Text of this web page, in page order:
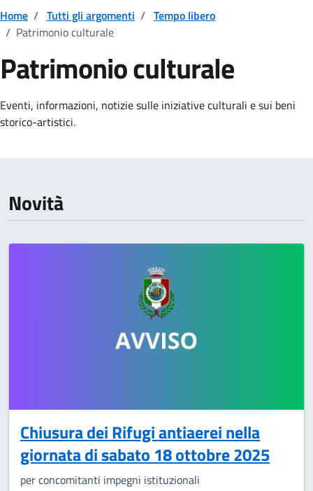
Home / Tutti gli argomenti / Tempo libero
/ Patrimonio culturale
Patrimonio culturale
Dettagli della notizia
Eventi, informazioni, notizie sulle iniziative culturali e sui beni
storico-artistici.
Novità
Chiusura dei Rifugi antiaerei nella
giornata di sabato 18 ottobre 2025
per concomitanti impegni istituzionali